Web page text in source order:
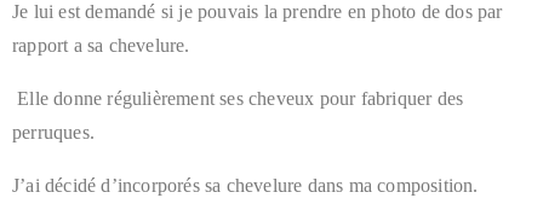
Je lui est demandé si je pouvais la prendre en photo de dos par
rapport a sa chevelure.
Elle donne régulièrement ses cheveux pour fabriquer des
perruques.
J’ai décidé d’incorporés sa chevelure dans ma composition.